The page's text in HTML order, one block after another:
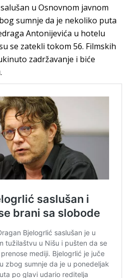
u Osnovnom javnom
sumnje da je nekoliko puta
Antonijevića u hotelu
se zatekli tokom 56. Filmskih
zadržavanje i biće